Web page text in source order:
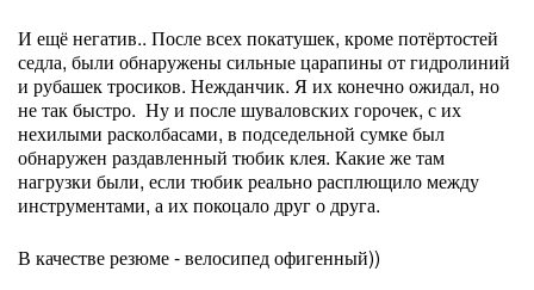
И ещё негатив.. После всех покатушек, кроме потёртостей
седла, были обнаружены сильные царапины от гидролиний
и рубашек тросиков. Нежданчик. Я их конечно ожидал, но
не так быстро. Ну и после шуваловских горочек, с их
нехилыми расколбасами, в подседельной сумке был
обнаружен раздавленный тюбик клея. Какие же там
нагрузки были, если тюбик реально расплющило между
инструментами, а их покоцало друг о друга.
В качестве резюме - велосипед офигенный))